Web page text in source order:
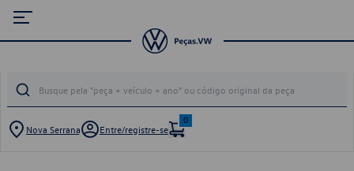
Nova Serrana Entre/registre-se
0